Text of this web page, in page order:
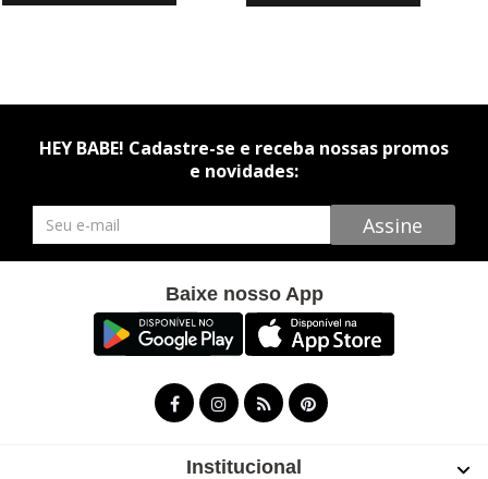
HEY BABE! Cadastre-se e receba nossas promos
e novidades:
Newsletter Assine
Baixe nosso App
Institucional